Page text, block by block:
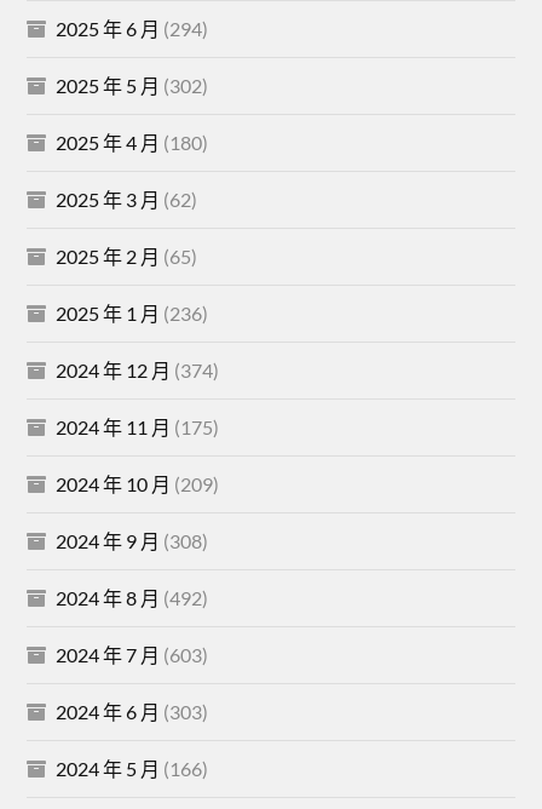
2025 年 6 月 (294)
2025 年 5 月 (302)
2025 年 4 月 (180)
2025 年 3 月 (62)
2025 年 2 月 (65)
2025 年 1 月 (236)
2024 年 12 月 (374)
2024 年 11 月 (175)
2024 年 10 月 (209)
2024 年 9 月 (308)
2024 年 8 月 (492)
2024 年 7 月 (603)
2024 年 6 月 (303)
2024 年 5 月 (166)